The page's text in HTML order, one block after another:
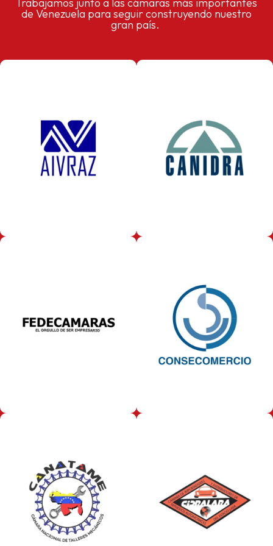
Trabajamos junto a las cámaras más importantes
de Venezuela para seguir construyendo nuestro
gran país.